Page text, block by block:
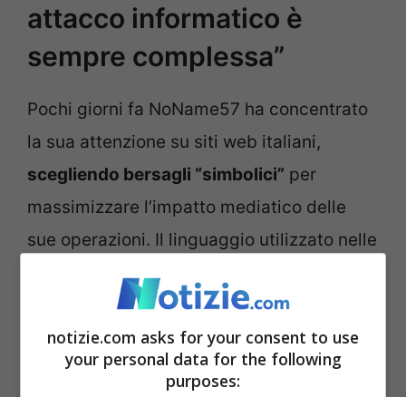
attacco informatico è
sempre complessa”
Pochi giorni fa NoName57 ha concentrato
la sua attenzione su siti web italiani,
scegliendo bersagli “simbolici” per
massimizzare l’impatto mediatico delle
sue operazioni. Il linguaggio utilizzato nelle
rivendicazioni, che include espressioni
russofobia italiana“, richiama la
retorica ufficiale della propaganda russa.
Per il Ministro degli Esteri e vicepremier
notizie.com asks for your consent to use
your personal data for the following
purposes: